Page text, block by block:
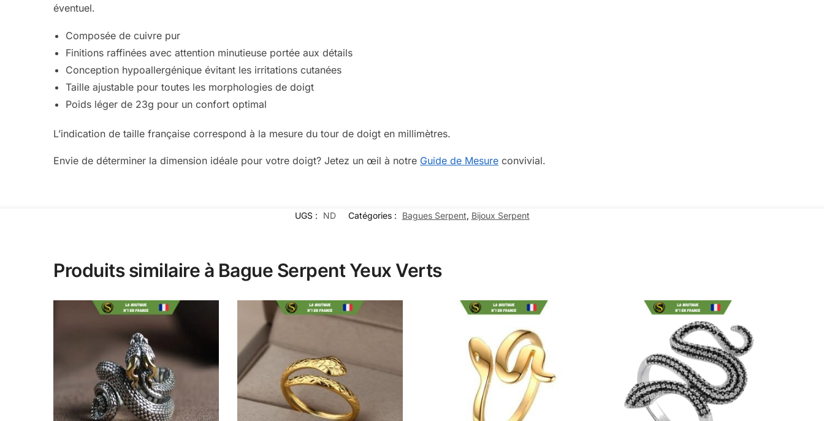
éventuel.
Composée de cuivre pur
Finitions raffinées avec attention minutieuse portée aux détails
Conception hypoallergénique évitant les irritations cutanées
Taille ajustable pour toutes les morphologies de doigt
Poids léger de 23g pour un confort optimal
L’indication de taille française correspond à la mesure du tour de doigt en millimètres.
Envie de déterminer la dimension idéale pour votre doigt? Jetez un œil à notre Guide de Mesure convivial.
UGS : ND Catégories : Bagues Serpent, Bijoux Serpent
Produits similaire à Bague Serpent Yeux Verts